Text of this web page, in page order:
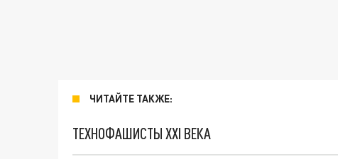
ЧИТАЙТЕ ТАКЖЕ:
ТЕХНОФАШИСТЫ XXI ВЕКА